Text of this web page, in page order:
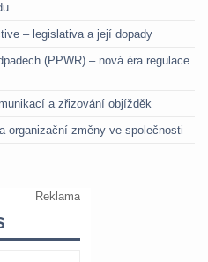
– legislativa a její dopady
(PPWR) – nová éra regulace
a zřizování objížděk
organizační změny ve společnosti